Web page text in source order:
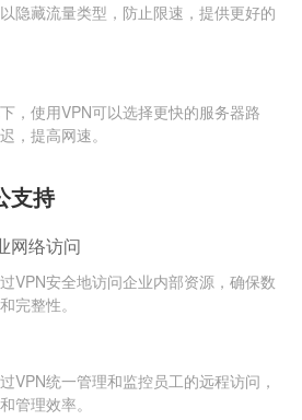
隐藏流量类型，防止限速，提供更好的
，使用VPN可以选择更快的服务器路
，提高网速。
支持
网络访问
VPN安全地访问企业内部资源，确保数
完整性。
VPN统一管理和监控员工的远程访问，
管理效率。